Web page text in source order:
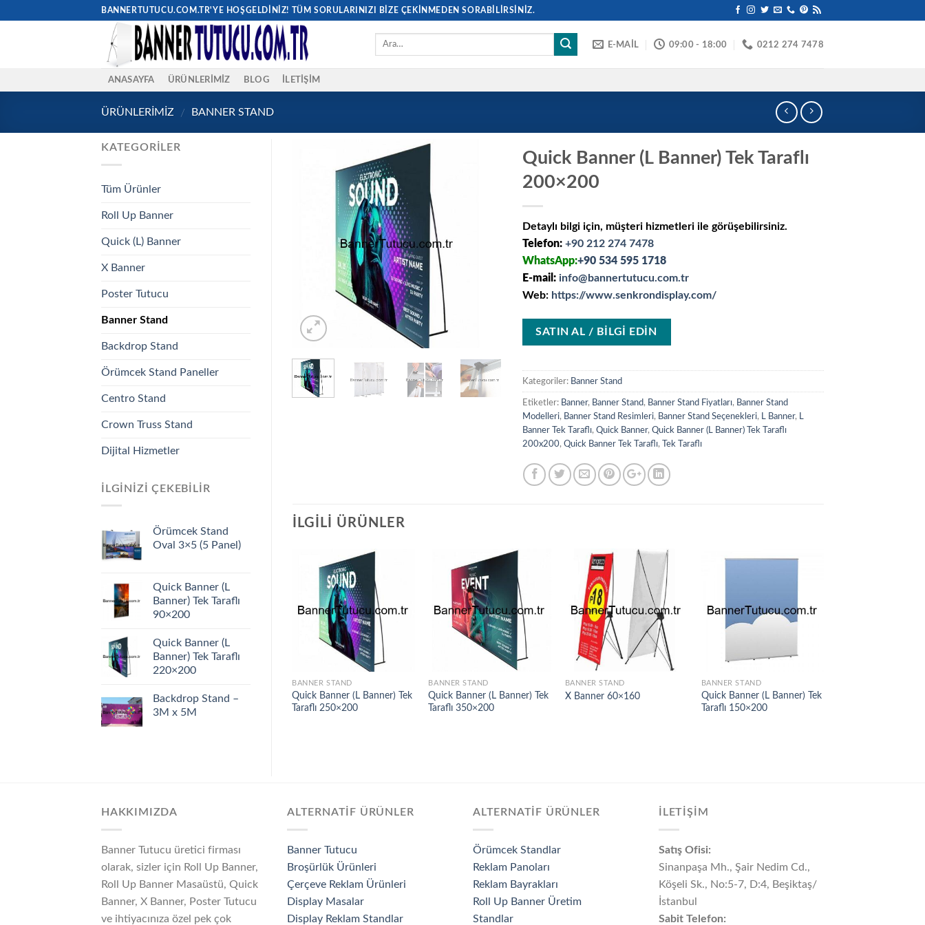
BANNERTUTUCU.COM.TR'YE HOŞGELDINIZ! TÜM SORULARINIZI BIZE ÇEKINMEDEN SORABILIRSINIZ.
E-MAİL 09:00 - 18:00 0212 274 7478
ANASAYFA ÜRÜNLERİMİZ BLOG İLETIŞIM
ÜRÜNLERİMİZ / BANNER STAND
Quick Banner (L Banner) Tek Taraflı
200×200
Detaylı bilgi için, müşteri hizmetleri ile görüşebilirsiniz.
Telefon: +90 212 274 7478
WhatsApp:+90 534 595 1718
E-mail: info@bannertutucu.com.tr
Web: https://www.senkrondisplay.com/
SATIN AL / BİLGİ EDİN
Kategoriler: Banner Stand
Etiketler: Banner, Banner Stand, Banner Stand Fiyatları, Banner Stand
Modelleri, Banner Stand Resimleri, Banner Stand Seçenekleri, L Banner,
Banner Tek Taraflı, Quick Banner, Quick Banner (L Banner) Tek Taraflı
200x200, Quick Banner Tek Taraflı, Tek Taraflı
İLGILI ÜRÜNLER
BANNER STAND
Quick Banner (L Banner) Tek
Taraflı 250×200
BANNER STAND
Quick Banner (L Banner) Tek
Taraflı 350×200
BANNER STAND
X Banner 60×160
BANNER STAND
Quick Banner (L Banner) Tek
Taraflı 150×200
KATEGORILER
Tüm Ürünler
Roll Up Banner
Quick (L) Banner
X Banner
Poster Tutucu
Banner Stand
Backdrop Stand
Örümcek Stand Paneller
Centro Stand
Crown Truss Stand
Dijital Hizmetler
İLGINIZI ÇEKEBILIR
Örümcek Stand
Oval 3×5 (5 Panel)
Quick Banner (L
Banner) Tek Taraflı
90×200
Quick Banner (L
Banner) Tek Taraflı
220×200
Backdrop Stand –
3M x 5M
HAKKIMIZDA
Banner Tutucu üretici firması
olarak, sizler için Roll Up Banner,
Roll Up Banner Masaüstü, Quick
Banner, X Banner, Poster Tutucu
ve ihtiyacınıza özel pek çok
ALTERNATİF ÜRÜNLER
Banner Tutucu
Broşürlük Ürünleri
Çerçeve Reklam Ürünleri
Display Masalar
Display Reklam Standlar
ALTERNATİF ÜRÜNLER
Örümcek Standlar
Reklam Panoları
Reklam Bayrakları
Roll Up Banner Üretim
Standlar
İLETİŞİM
Satış Ofisi:
Sinanpaşa Mh., Şair Nedim Cd.,
Köşeli Sk., No:5-7, D:4, Beşiktaş/
İstanbul
Sabit Telefon: